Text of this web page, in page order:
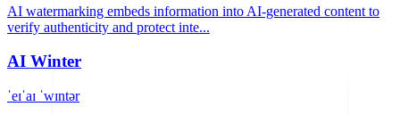
AI watermarking embeds information into AI-generated content to
verify authenticity and protect inte...
AI Winter
ˈeɪˈaɪ ˈwɪntər